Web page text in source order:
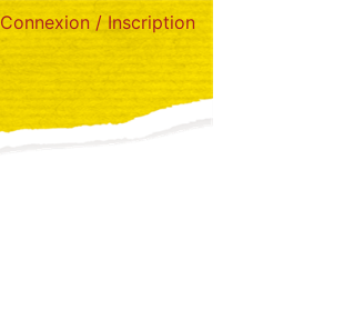
Connexion / Inscription